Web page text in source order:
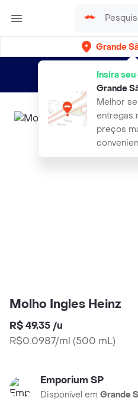
Grande
Insira
Grande
Melhor
entregas
preços
Entregas grátis
Molho Ingles Heinz
R$ 49,35 /u
R$0.0987/ml (500 mL)
Emporium SP
Disponível em Grande